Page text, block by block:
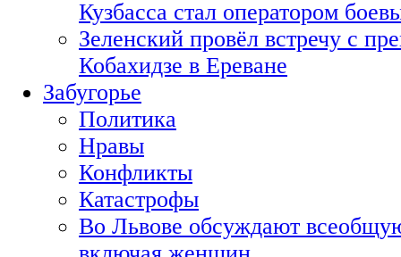
Кузбасса стал оператором
Зеленский провёл встречу с
Кобахидзе в Ереване
Забугорье
Политика
Нравы
Конфликты
Катастрофы
Во Львове обсуждают